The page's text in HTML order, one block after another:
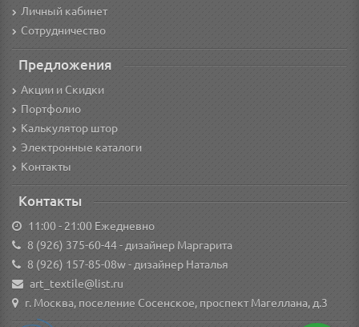
Личный кабинет
Сотрудничество
Предложения
Акции и Скидки
Портфолио
Калькулятор штор
Электронные каталоги
Контакты
Контакты
11:00 - 21:00 Ежедневно
8 (926) 375-60-44- дизайнер Маргарита
8 (926) 157-85-08w- дизайнер Наталья
art_textile@list.ru
г. Москва, поселение Сосенское, проспект Магеллана, д.3